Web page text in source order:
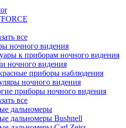
все
ночного видения
к приборам ночного видения
ночного видения
приборы наблюдения
ночного видения
приборы ночного видения
все
дальномеры
дальномеры Bushnell